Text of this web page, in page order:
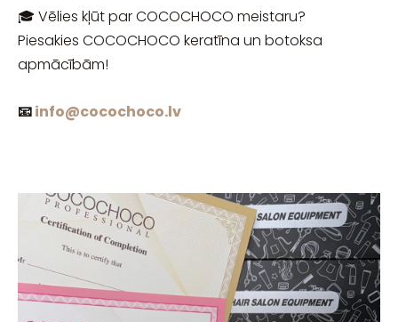
🎓 Vēlies kļūt par COCOCHOCO meistaru?
Piesakies COCOCHOCO keratīna un botoksa
apmācībām!
📧info@cocochoco.lv